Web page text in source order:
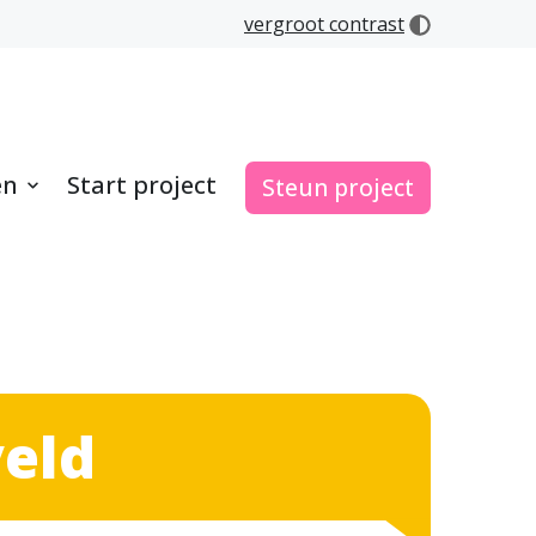
vergroot contrast
Start project Steun project